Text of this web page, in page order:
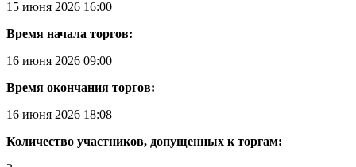
15 июня 2026 16:00
Время начала торгов:
16 июня 2026 09:00
Время окончания торгов:
16 июня 2026 18:08
Количество участников, допущенных к торгам: